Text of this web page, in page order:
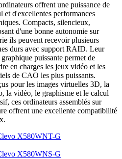
offrent une puissance de
et d'excellentes performances
Compacts, silencieux,
d'une bonne autonomie sur
ils peuvent recevoir plusieurs
durs avec support RAID. Leur
graphique puissante permet de
en charges les jeux vidéo et les
de CAO les plus puissants.
pour les images virtuelles 3D, la
la vidéo, le graphisme et le calcul
ces ordinateurs assemblés sur
offrent une excellente compatibilité
X580WNT-G
X580WNS-G